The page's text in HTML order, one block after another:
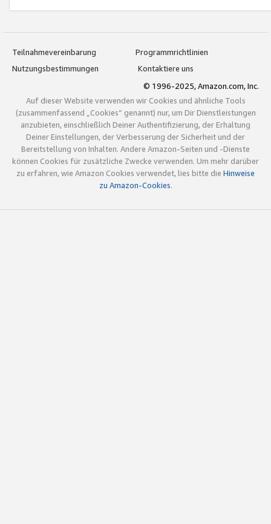
Teilnahmevereinbarung
Programmrichtlinien
Nutzungsbestimmungen
Kontaktiere uns
© 1996-2025, Amazon.com, Inc.
Auf dieser Website verwenden wir Cookies und ähnliche Tools
(zusammenfassend „Cookies“ genannt) nur, um Dir Dienstleistungen
anzubieten, einschließlich Deiner Authentifizierung, der Erhaltung
Deiner Einstellungen, der Verbesserung der Sicherheit und der
Bereitstellung von Inhalten. Andere Amazon-Seiten und -Dienste
können Cookies für zusätzliche Zwecke verwenden. Um mehr darüber
zu erfahren, wie Amazon Cookies verwendet, lies bitte die Hinweise
zu Amazon-Cookies.